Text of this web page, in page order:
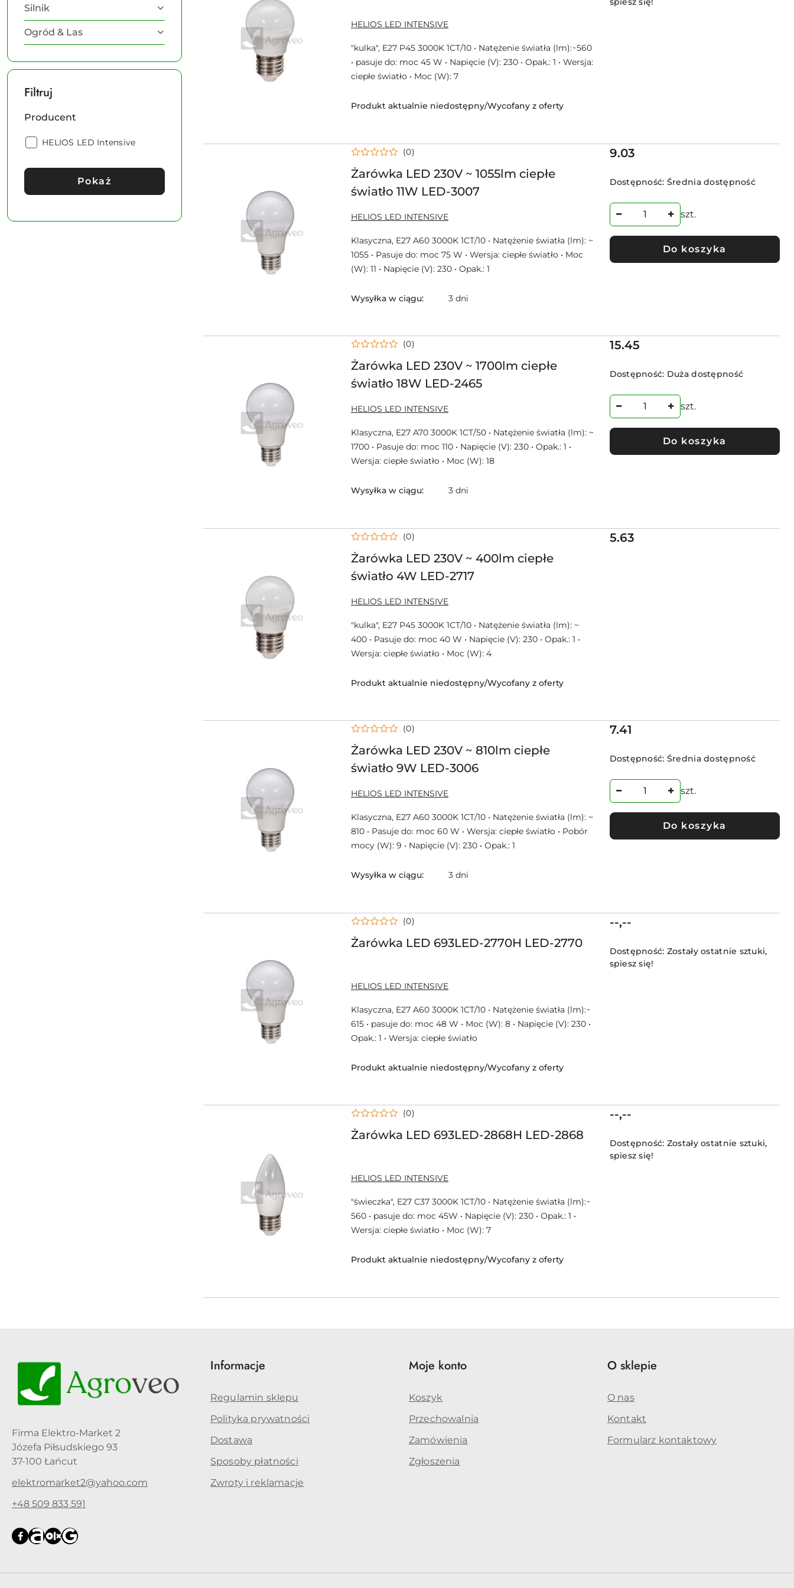
Silnik
Ogród & Las
Filtruj
Producent
Producent:
HELIOS LED Intensive
Pokaż
NAZWA
PRODUCENTA:
HELIOS LED INTENSIVE
"kulka", E27 P45 3000K 1CT/10 • Natężenie światła (lm): ̴ 560
• pasuje do: moc 45 W • Napięcie (V): 230 • Opak.: 1 • Wersja:
ciepłe światło • Moc (W): 7
Produkt aktualnie niedostępny/Wycofany z oferty
Żarówka LED 230V ~ 1055lm ciepłe
światło 11W LED-3007
(0)
NAZWA
PRODUCENTA:
HELIOS LED INTENSIVE
Klasyczna, E27 A60 3000K 1CT/10 • Natężenie światła (lm): ~
1055 • Pasuje do: moc 75 W • Wersja: ciepłe światło • Moc
(W): 11 • Napięcie (V): 230 • Opak.: 1
Wysyłka w ciągu: 3 dni
Cena:
9.03
Dostępność: Średnia dostępność
szt.
Do koszyka
Żarówka LED 230V ~ 1700lm ciepłe
światło 18W LED-2465
(0)
NAZWA
PRODUCENTA:
HELIOS LED INTENSIVE
Klasyczna, E27 A70 3000K 1CT/50 • Natężenie światła (lm): ~
1700 • Pasuje do: moc 110 • Napięcie (V): 230 • Opak.: 1 •
Wersja: ciepłe światło • Moc (W): 18
Wysyłka w ciągu: 3 dni
Cena:
15.45
Dostępność: Duża dostępność
szt.
Do koszyka
Żarówka LED 230V ~ 400lm ciepłe
światło 4W LED-2717
(0)
NAZWA
PRODUCENTA:
HELIOS LED INTENSIVE
"kulka", E27 P45 3000K 1CT/10 • Natężenie światła (lm): ~
400 • Pasuje do: moc 40 W • Napięcie (V): 230 • Opak.: 1 •
Wersja: ciepłe światło • Moc (W): 4
Produkt aktualnie niedostępny/Wycofany z oferty
Cena:
5.63
Żarówka LED 230V ~ 810lm ciepłe
światło 9W LED-3006
(0)
NAZWA
PRODUCENTA:
HELIOS LED INTENSIVE
Klasyczna, E27 A60 3000K 1CT/10 • Natężenie światła (lm): ~
810 • Pasuje do: moc 60 W • Wersja: ciepłe światło • Pobór
mocy (W): 9 • Napięcie (V): 230 • Opak.: 1
Wysyłka w ciągu: 3 dni
Cena:
7.41
Dostępność: Średnia dostępność
szt.
Do koszyka
Żarówka LED 693LED-2770H LED-2770
(0)
NAZWA
PRODUCENTA:
HELIOS LED INTENSIVE
Klasyczna, E27 A60 3000K 1CT/10 • Natężenie światła (lm): ̴
615 • pasuje do: moc 48 W • Moc (W): 8 • Napięcie (V): 230 •
Opak.: 1 • Wersja: ciepłe światło
Produkt aktualnie niedostępny/Wycofany z oferty
Cena:
--,--
Dostępność: Zostały ostatnie sztuki,
spiesz się!
Żarówka LED 693LED-2868H LED-2868
(0)
NAZWA
PRODUCENTA:
HELIOS LED INTENSIVE
"świeczka", E27 C37 3000K 1CT/10 • Natężenie światła (lm): ̴
560 • pasuje do: moc 45W • Napięcie (V): 230 • Opak.: 1 •
Wersja: ciepłe światło • Moc (W): 7
Produkt aktualnie niedostępny/Wycofany z oferty
Cena:
--,--
Dostępność: Zostały ostatnie sztuki,
spiesz się!
Firma Elektro-Market 2
Józefa Piłsudskiego 93
37-100 Łańcut
elektromarket2@yahoo.com
+48 509 833 591
Informacje
Regulamin sklepu
Polityka prywatności
Dostawa
Sposoby płatności
Zwroty i reklamacje
Moje konto
Koszyk
Przechowalnia
Zamówienia
Zgłoszenia
O sklepie
O nas
Kontakt
Formularz kontaktowy